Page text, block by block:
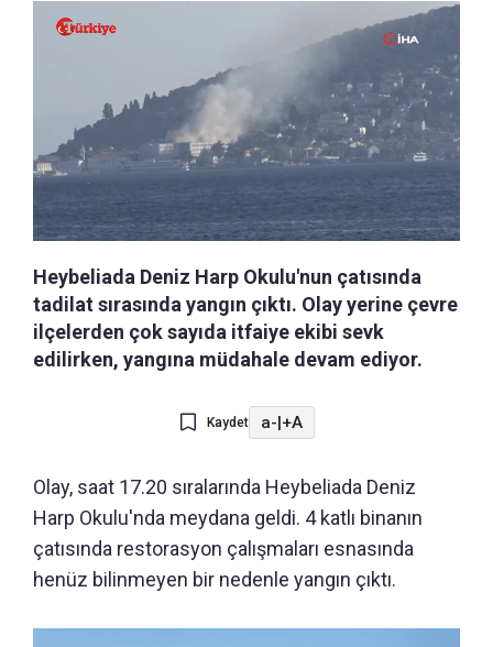
Heybeliada Deniz Harp Okulu'nun çatısında
tadilat sırasında yangın çıktı. Olay yerine çevre
ilçelerden çok sayıda itfaiye ekibi sevk
edilirken, yangına müdahale devam ediyor.
Kaydet a-|+A
Olay, saat 17.20 sıralarında Heybeliada Deniz
Harp Okulu'nda meydana geldi. 4 katlı binanın
çatısında restorasyon çalışmaları esnasında
henüz bilinmeyen bir nedenle yangın çıktı.